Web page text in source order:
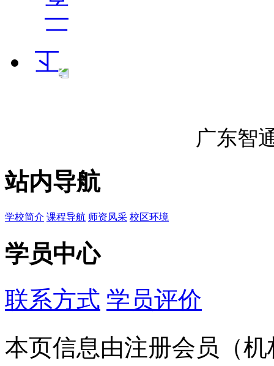
广东智
站内导航
学校简介 课程导航 师资风采 校区环境
学员中心
联系方式 学员评价
本页信息由注册会员（